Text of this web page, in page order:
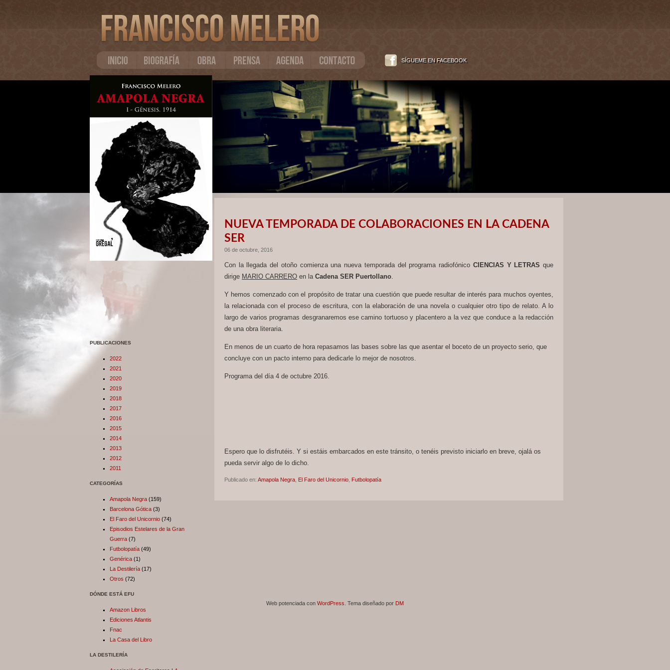
SÍGUEME EN FACEBOOK
PUBLICACIONES
2022
2021
2020
2019
2018
2017
2016
2015
2014
2013
2012
2011
CATEGORÍAS
Amapola Negra (159)
Barcelona Gótica (3)
El Faro del Unicornio (74)
Episodios Estelares de la Gran
Guerra (7)
Futbolopatía (49)
Genérica (1)
La Destilería (17)
Otros (72)
DÓNDE ESTÁ EFU
Amazon Libros
Ediciones Atlantis
Fnac
La Casa del Libro
LA DESTILERÍA
NUEVA TEMPORADA DE COLABORACIONES EN LA CADENA
SER
06 de octubre, 2016
Con la llegada del otoño comienza una nueva temporada del programa radiofónico CIENCIAS Y LETRAS que
dirige MARIO CARRERO en la Cadena SER Puertollano.
Y hemos comenzado con el propósito de tratar una cuestión que puede resultar de interés para muchos oyentes,
la relacionada con el proceso de escritura, con la elaboración de una novela o cualquier otro tipo de relato. A lo
largo de varios programas desgranaremos ese camino tortuoso y placentero a la vez que conduce a la redacción
de una obra literaria.
En menos de un cuarto de hora repasamos las bases sobre las que asentar el boceto de un proyecto serio, que
concluye con un pacto interno para dedicarle lo mejor de nosotros.
Programa del día 4 de octubre 2016.
Espero que lo disfrutéis. Y si estáis embarcados en este tránsito, o tenéis previsto iniciarlo en breve, ojalá os
pueda servir algo de lo dicho.
Publicado en: Amapola Negra El Faro del Unicornio Futbolopatía
Web potenciada con WordPress . Tema diseñado por DM